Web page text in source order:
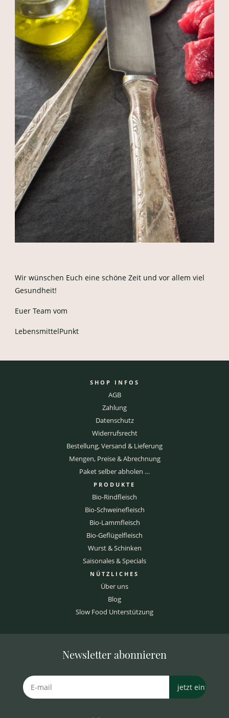
Wir wünschen Euch eine schöne Zeit und vor allem viel
Gesundheit!
Euer Team vom
LebensmittelPunkt
SHOP INFOS
AGB
Zahlung
Datenschutz
Widerrufsrecht
Bestellung, Versand & Lieferung
Mengen, Preise & Abrechnung
Paket selber abholen …
PRODUKTE
Bio-Rindfleisch
Bio-Schweinefleisch
Bio-Lammfleisch
Bio-Geflügelfleisch
Wurst & Schinken
Saisonales & Specials
NÜTZLICHES
Über uns
Blog
Slow Food Unterstützung
Newsletter abonnieren